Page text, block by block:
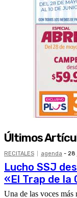
Últimos
RECITALES agenda - 28
Lucho SSJ
«El Trap de la
Una de las voces más